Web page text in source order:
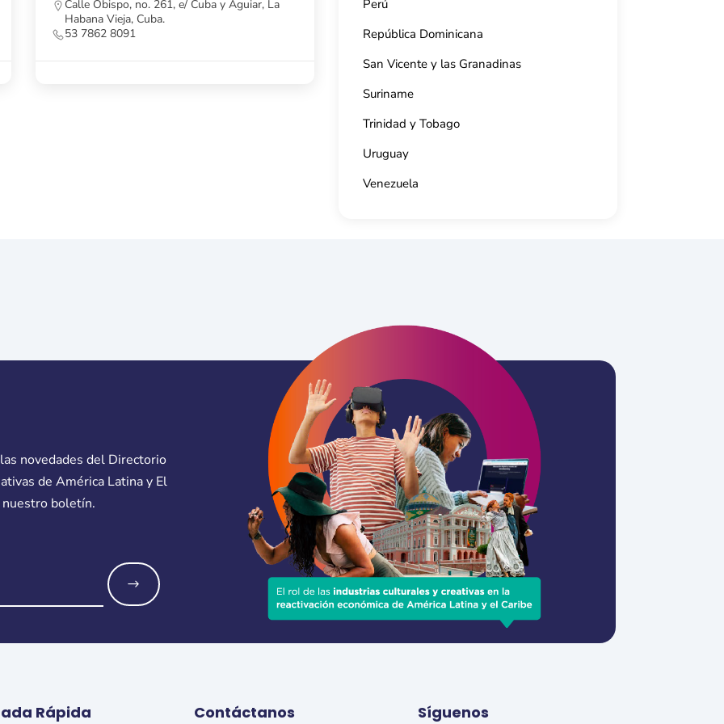
La Habana, Cuba.
53 7862 0401
Perú
República Dominicana
San Vicente y las Granadinas
Suriname
Trinidad y Tobago
Uruguay
Venezuela
novedades del Directorio
de América Latina y El
nuestro boletín.
o
Rápida Contáctanos Síguenos